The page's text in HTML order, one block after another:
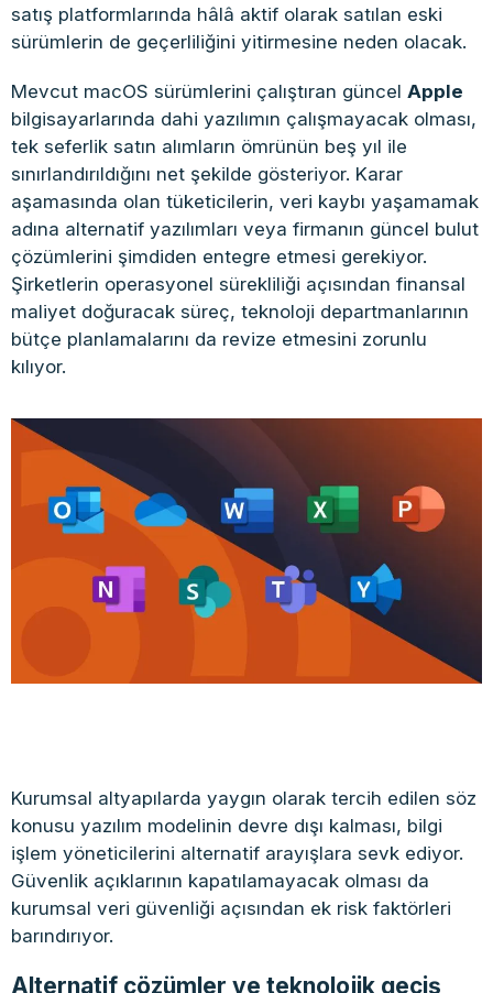
satış platformlarında hâlâ aktif olarak satılan eski
sürümlerin de geçerliliğini yitirmesine neden olacak.
Mevcut macOS sürümlerini çalıştıran güncel Apple
bilgisayarlarında dahi yazılımın çalışmayacak olması,
tek seferlik satın alımların ömrünün beş yıl ile
sınırlandırıldığını net şekilde gösteriyor. Karar
aşamasında olan tüketicilerin, veri kaybı yaşamamak
adına alternatif yazılımları veya firmanın güncel bulut
çözümlerini şimdiden entegre etmesi gerekiyor.
Şirketlerin operasyonel sürekliliği açısından finansal
maliyet doğuracak süreç, teknoloji departmanlarının
bütçe planlamalarını da revize etmesini zorunlu
kılıyor.
Kurumsal altyapılarda yaygın olarak tercih edilen söz
konusu yazılım modelinin devre dışı kalması, bilgi
işlem yöneticilerini alternatif arayışlara sevk ediyor.
Güvenlik açıklarının kapatılamayacak olması da
kurumsal veri güvenliği açısından ek risk faktörleri
barındırıyor.
Alternatif çözümler ve teknolojik geçiş